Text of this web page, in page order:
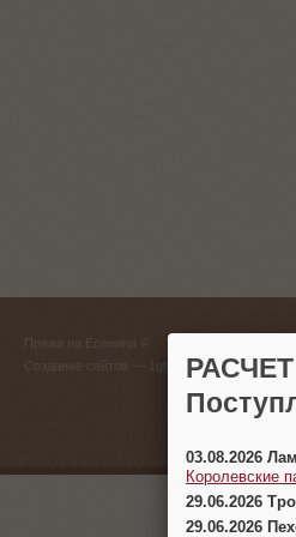
Пряжа на Есенина ©
Создание сайтов
03.08.2026
Королевские
29.06.2026
29.06.2026